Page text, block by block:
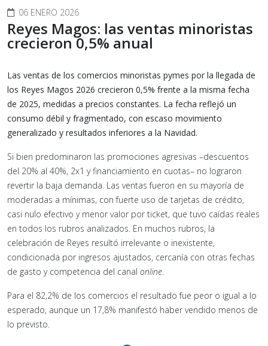
06 ENERO 2026
Reyes Magos: las ventas minoristas
crecieron 0,5% anual
Las ventas de los comercios minoristas pymes por la llegada de
los Reyes Magos 2026 crecieron 0,5% frente a la misma fecha
de 2025, medidas a precios constantes. La fecha reflejó un
consumo débil y fragmentado, con escaso movimiento
generalizado y resultados inferiores a la Navidad.
Si bien predominaron las promociones agresivas –descuentos
del 20% al 40%, 2x1 y financiamiento en cuotas– no lograron
revertir la baja demanda. Las ventas fueron en su mayoría de
moderadas a mínimas, con fuerte uso de tarjetas de crédito,
casi nulo efectivo y menor valor por ticket, que tuvo caídas reales
en todos los rubros analizados. En muchos rubros, la
celebración de Reyes resultó irrelevante o inexistente,
condicionada por ingresos ajustados, cercanía con otras fechas
de gasto y competencia del canal online.
Para el 82,2% de los comercios el resultado fue peor o igual a lo
esperado, aunque un 17,8% manifestó haber vendido menos de
lo previsto.